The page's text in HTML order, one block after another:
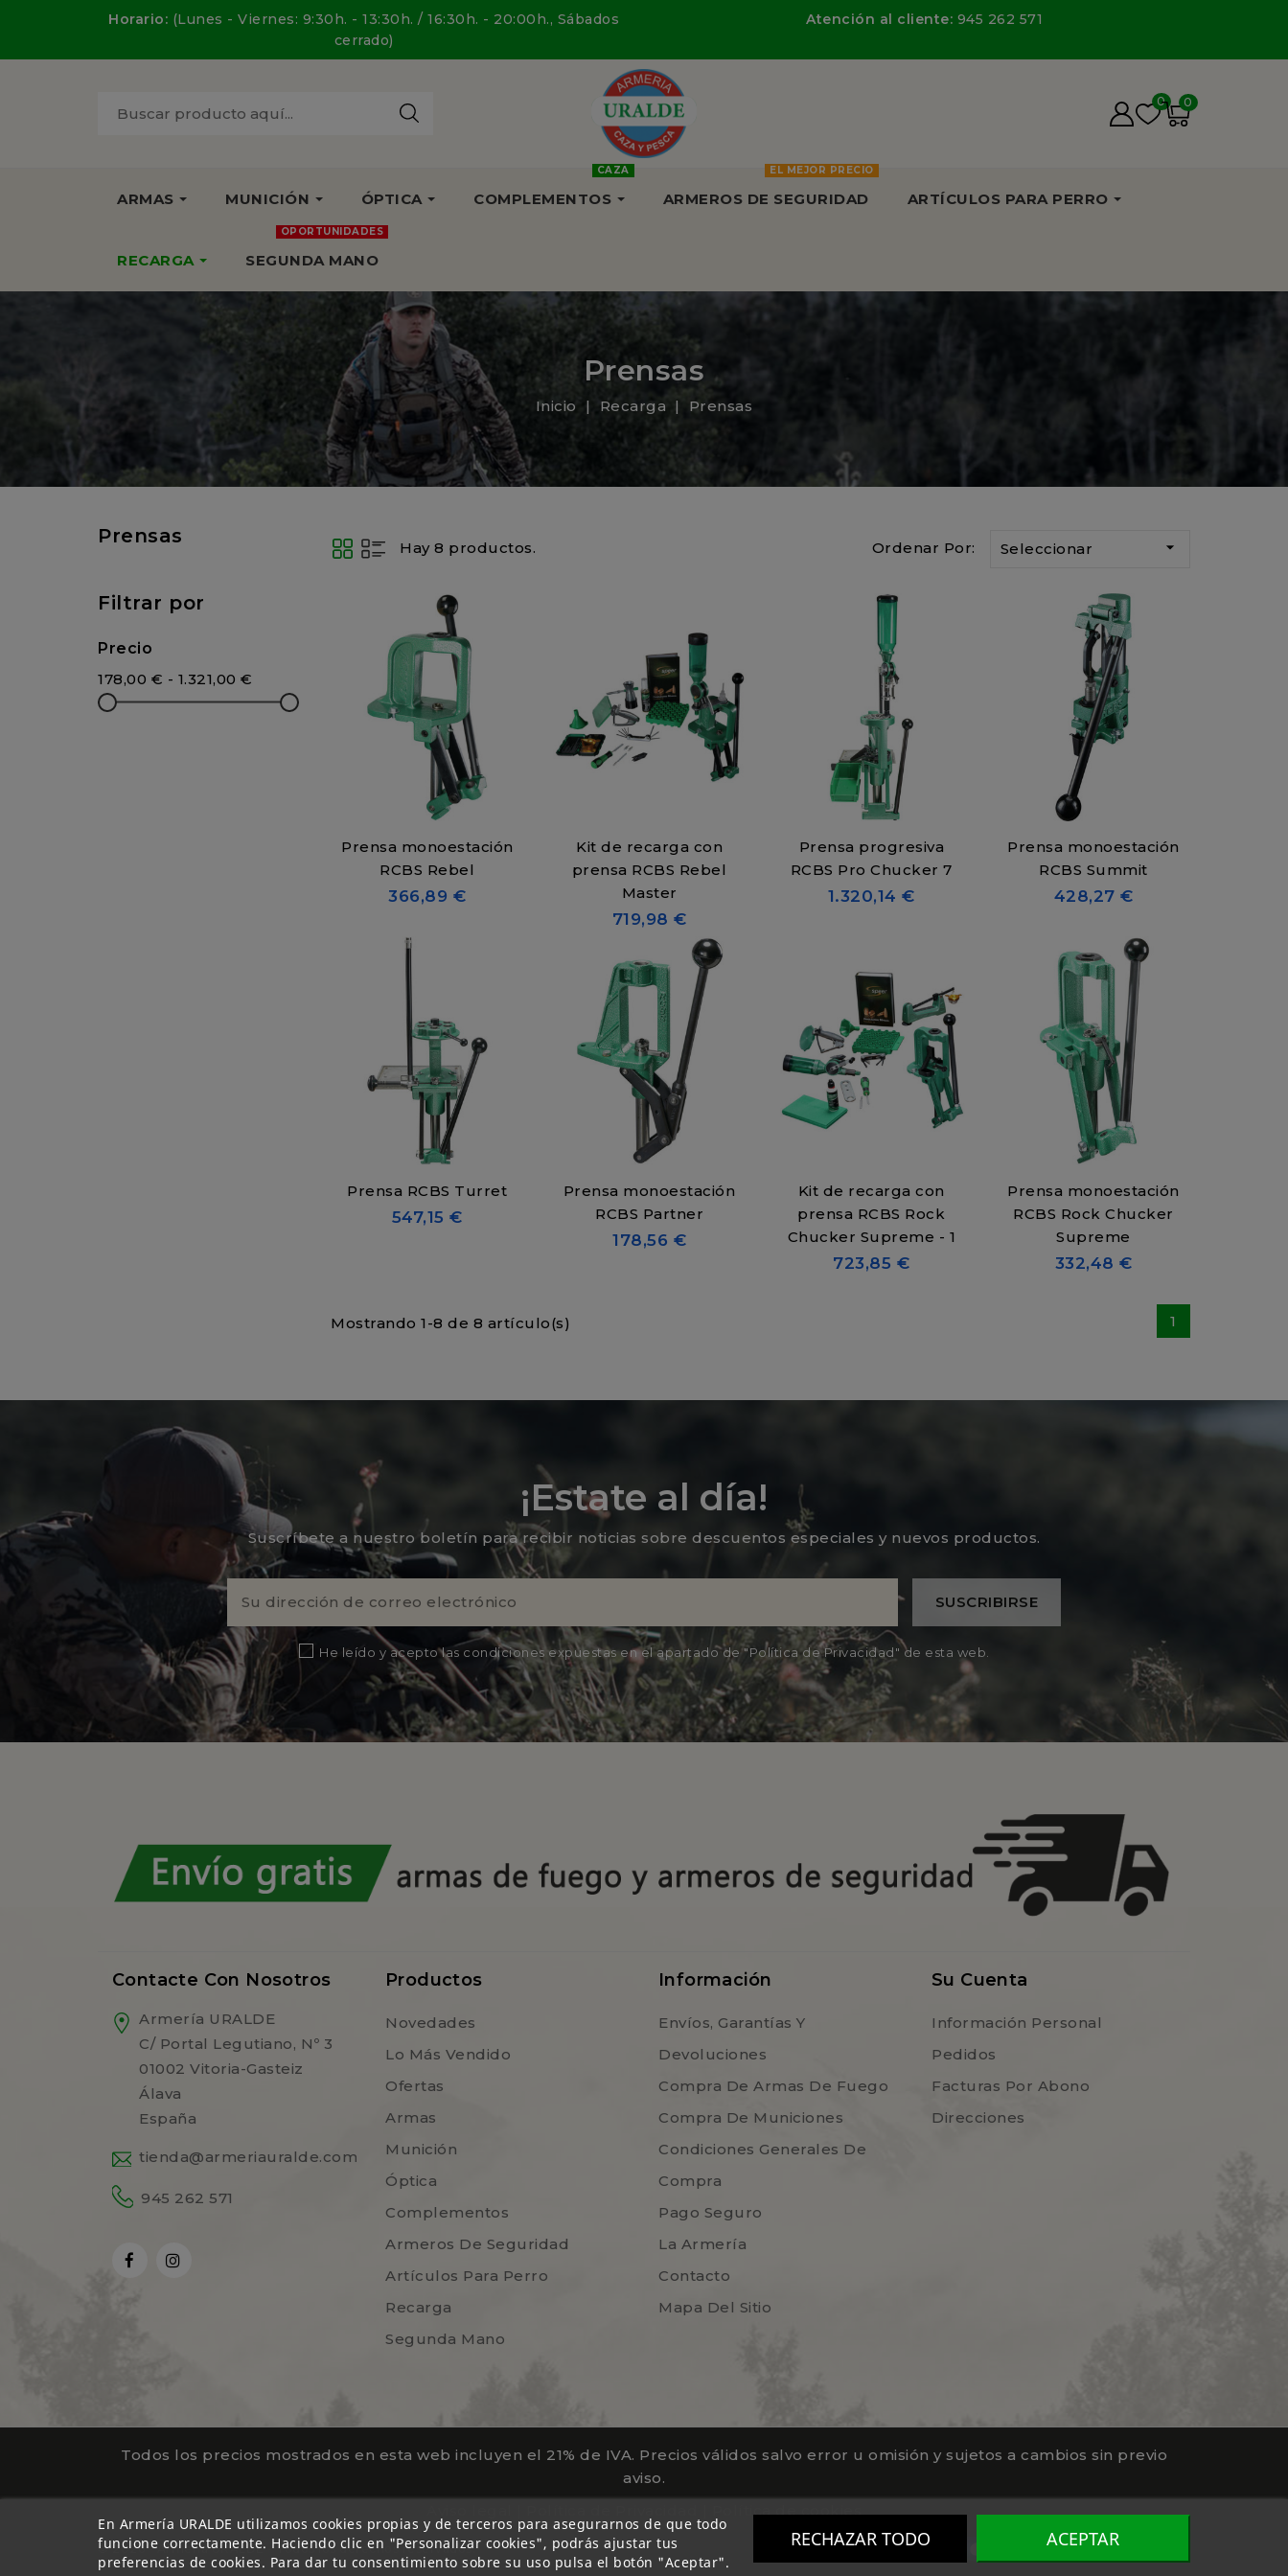
Horario: (Lunes - Viernes: 9:30h. - 13:30h. / 16:30h. - 20:00h., Sábados
cerrado)
Atención al cliente: 945 262 571
0 0
ARMAS MUNICIÓN ÓPTICA COMPLEMENTOS
CAZA
ARMEROS DE SEGURIDAD
EL MEJOR PRECIO
ARTÍCULOS PARA PERRO
RECARGA SEGUNDA MANO
OPORTUNIDADES
Prensas
Inicio Recarga Prensas
Prensas
Filtrar por
Precio
178,00 € - 1.321,00 €
Hay 8 productos. Ordenar Por: Seleccionar 
Prensa monoestación
RCBS Rebel
366,89 €
Kit de recarga con
prensa RCBS Rebel
Master
719,98 €
Prensa progresiva
RCBS Pro Chucker 7
1.320,14 €
Prensa monoestación
RCBS Summit
428,27 €
Prensa RCBS Turret
547,15 €
Prensa monoestación
RCBS Partner
178,56 €
Kit de recarga con
prensa RCBS Rock
Chucker Supreme - 1
723,85 €
Prensa monoestación
RCBS Rock Chucker
Supreme
332,48 €
Mostrando 1-8 de 8 artículo(s) 1
¡Estate al día!
Suscríbete a nuestro boletín para recibir noticias sobre descuentos especiales y nuevos productos.
He leído y acepto las condiciones expuestas en el apartado de "Política de Privacidad" de esta web.
Contacte Con Nosotros
Armería URALDE
C/ Portal Legutiano, Nº 3
01002 Vitoria-Gasteiz
Álava
España
tienda@armeriauralde.com
945 262 571
Productos
Novedades
Lo Más Vendido
Ofertas
Armas
Munición
Óptica
Complementos
Armeros De Seguridad
Artículos Para Perro
Recarga
Segunda Mano
Información
Envíos, Garantías Y
Devoluciones
Compra De Armas De Fuego
Compra De Municiones
Condiciones Generales De
Compra
Pago Seguro
La Armería
Contacto
Mapa Del Sitio
Su Cuenta
Información Personal
Pedidos
Facturas Por Abono
Direcciones
En Armería URALDE utilizamos cookies propias y de terceros para asegurarnos de que todo
funcione correctamente. Haciendo clic en "Personalizar cookies", podrás ajustar tus
preferencias de cookies. Para dar tu consentimiento sobre su uso pulsa el botón "Aceptar".
RECHAZAR TODO ACEPTAR
Todos los precios mostrados en esta web incluyen el 21% de IVA. Precios válidos salvo error u omisión y sujetos a cambios sin previo
aviso.
© 2026 - Armería URALDE - Todos los derechos reservados.